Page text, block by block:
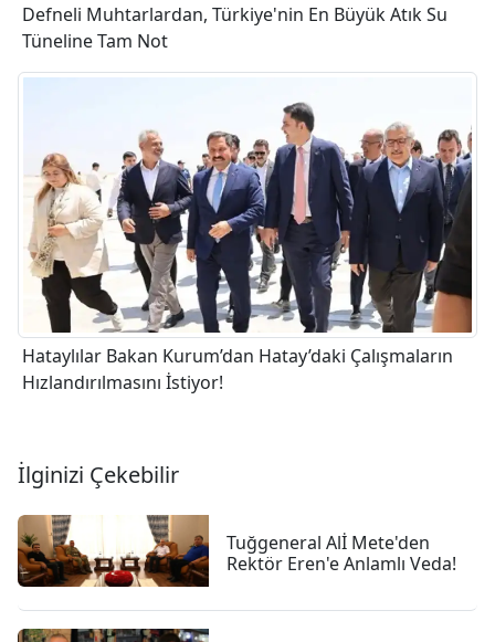
Defneli Muhtarlardan, Türkiye'nin En Büyük Atık Su
Tüneline Tam Not
Hataylılar Bakan Kurum’dan Hatay’daki Çalışmaların
Hızlandırılmasını İstiyor!
İlginizi Çekebilir
Tuğgeneral Alİ Mete'den
Rektör Eren'e Anlamlı Veda!